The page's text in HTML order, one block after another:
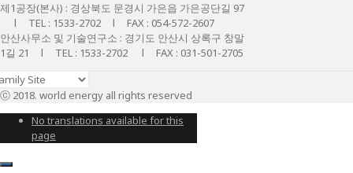
제1공장(본사) : 경상북도 문경시 가은읍 가은공단길 97
l TEL : 1533-2702 l FAX : 054-572-2607
안산사무소 및 기술연구소 : 경기도 안산시 상록구 창말
1길 21 l TEL : 1533-2702 l FAX : 031-501-2705
ⓒ 2018. world energy all rights reserved
No translations available for this
page